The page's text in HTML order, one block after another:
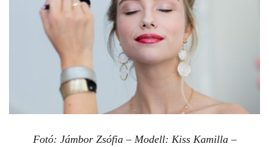
Fotó: Jámbor Zsófia – Modell: Kiss Kamilla –